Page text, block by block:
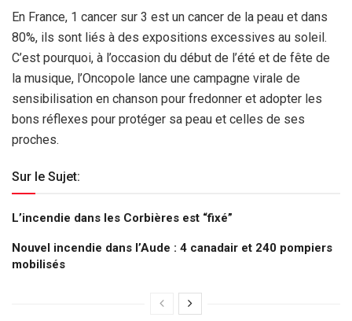
En France, 1 cancer sur 3 est un cancer de la peau et dans
80%, ils sont liés à des expositions excessives au soleil.
C’est pourquoi, à l’occasion du début de l’été et de fête de
la musique, l’Oncopole lance une campagne virale de
sensibilisation en chanson pour fredonner et adopter les
bons réflexes pour protéger sa peau et celles de ses
proches.
Sur le Sujet:
L’incendie dans les Corbières est “fixé”
Nouvel incendie dans l’Aude : 4 canadair et 240 pompiers
mobilisés